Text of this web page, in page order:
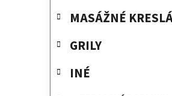
MASÁŽNÉ
GRILY
INÉ